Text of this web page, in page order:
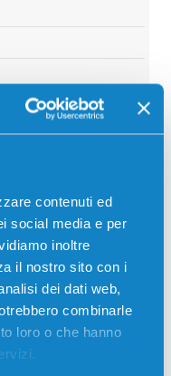
contenuti ed
social media e per
inoltre
il nostro sito con i
dei dati web,
combinarle
loro o che hanno
NERO 150000
Sharp